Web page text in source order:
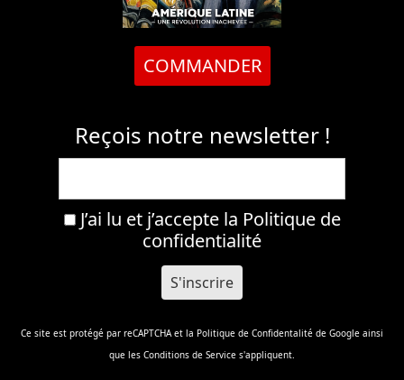
COMMANDER
Reçois notre newsletter !
J’ai lu et j’accepte la Politique de
confidentialité
Ce site est protégé par reCAPTCHA et la Politique de Confidentalité de Google ainsi
que les Conditions de Service s'appliquent.